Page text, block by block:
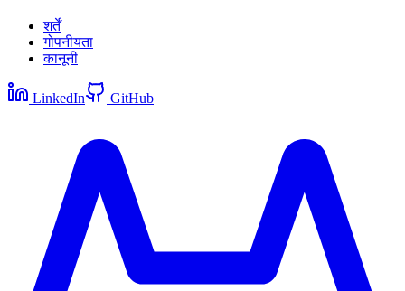
शर्तें
गोपनीयता
कानूनी
LinkedIn GitHub